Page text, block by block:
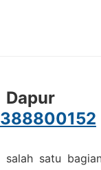
salah satu